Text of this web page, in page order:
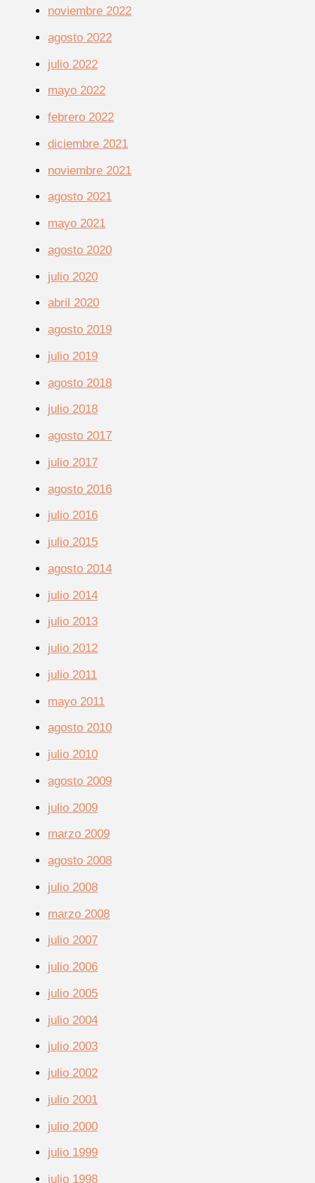
noviembre 2022
agosto 2022
julio 2022
mayo 2022
febrero 2022
diciembre 2021
noviembre 2021
agosto 2021
mayo 2021
agosto 2020
julio 2020
abril 2020
agosto 2019
julio 2019
agosto 2018
julio 2018
agosto 2017
julio 2017
agosto 2016
julio 2016
julio 2015
agosto 2014
julio 2014
julio 2013
julio 2012
julio 2011
mayo 2011
agosto 2010
julio 2010
agosto 2009
julio 2009
marzo 2009
agosto 2008
julio 2008
marzo 2008
julio 2007
julio 2006
julio 2005
julio 2004
julio 2003
julio 2002
julio 2001
julio 2000
julio 1999
julio 1998